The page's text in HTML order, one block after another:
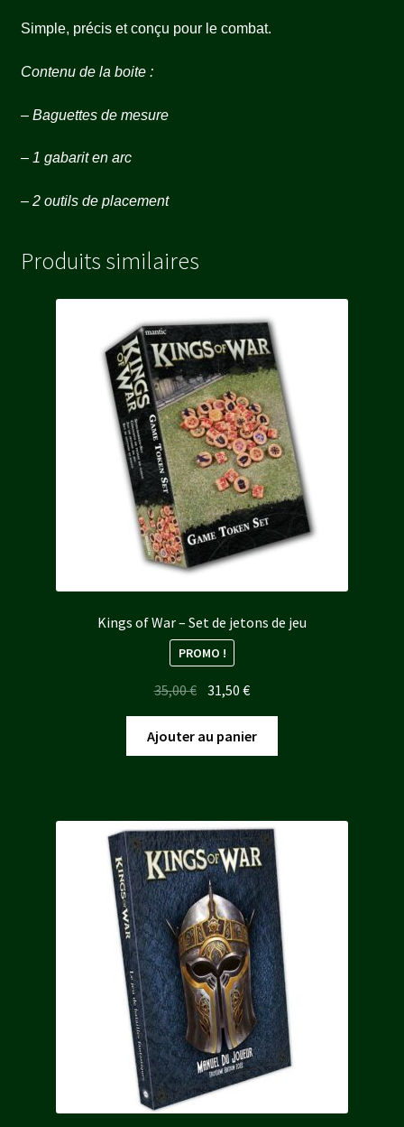
Simple, précis et conçu pour le combat.
Contenu de la boite :
– Baguettes de mesure
– 1 gabarit en arc
– 2 outils de placement
Produits similaires
Kings of War – Set de jetons de jeu
PROMO !
35,00€ Le
initial
était :
31,50€Le
actuel
est :
Ajouter au panier